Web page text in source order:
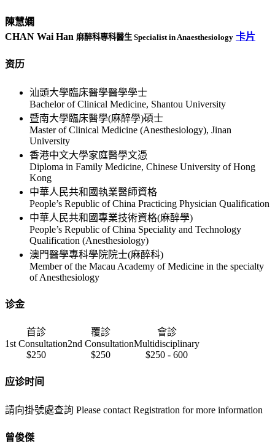
陳慧嫻
CHAN Wai Han 麻醉科專科醫生 Specialist in Anaesthesiology 卡片
资历
汕頭大學臨床醫學醫學學士
Bachelor of Clinical Medicine, Shantou University
暨南大學臨床醫學(麻醉學)碩士
Master of Clinical Medicine (Anesthesiology), Jinan
University
香港中文大學家庭醫學文憑
Diploma in Family Medicine, Chinese University of Hong
Kong
中華人民共和國執業醫師資格
People’s Republic of China Practicing Physician Qualification
中華人民共和國專業技術資格(麻醉學)
People’s Republic of China Speciality and Technology
Qualification (Anesthesiology)
澳門醫學專科學院院士(麻醉科)
Member of the Macau Academy of Medicine in the specialty
of Anesthesiology
诊金
首診
1st Consultation
覆診
2nd Consultation
會診
Multidisciplinary
$250
$250 $250 - 600
应诊时间
請向掛號處查詢 Please contact Registration for more information
曾俊傑